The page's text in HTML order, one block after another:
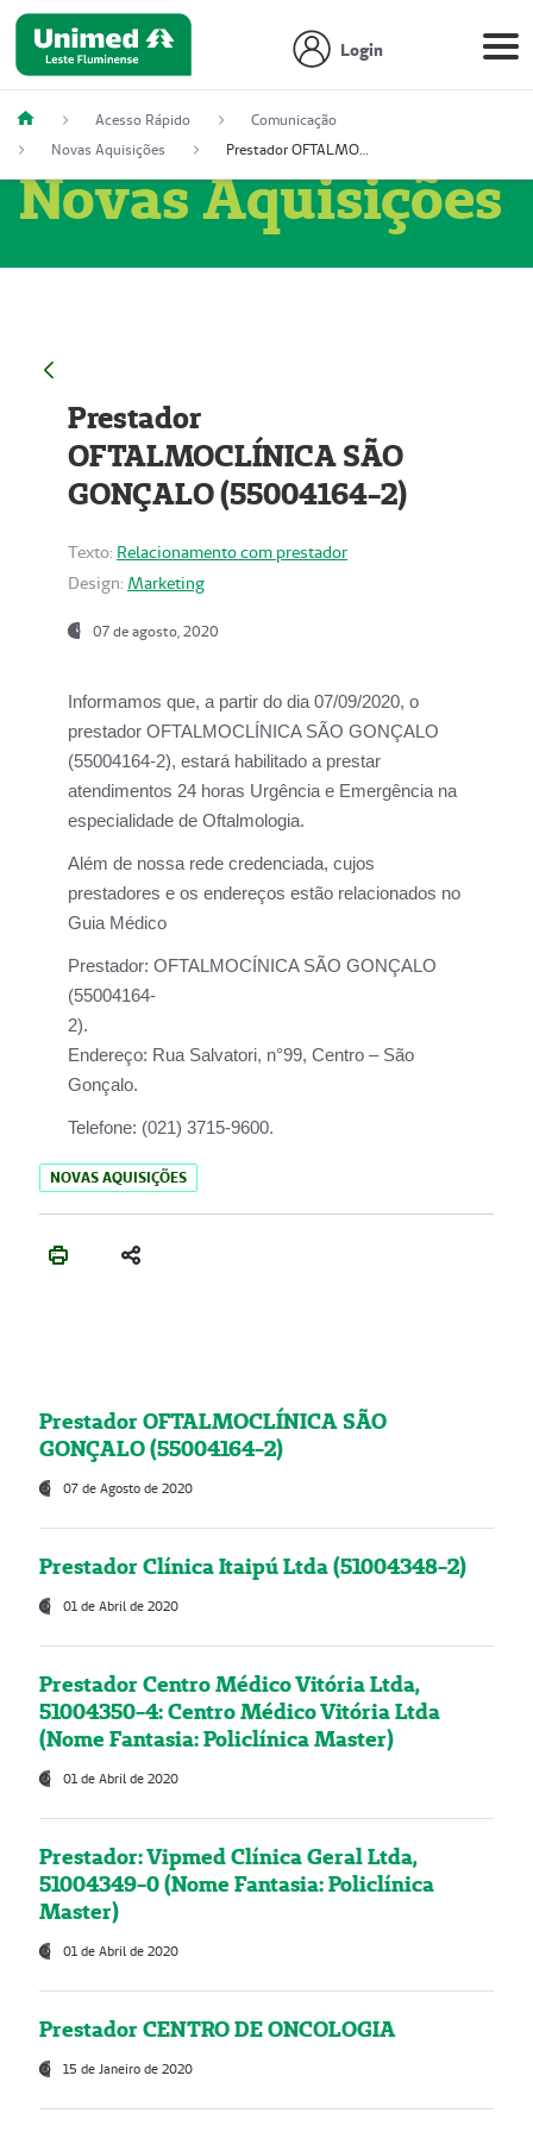
Login
Acesso Rápido
Comunicação
Novas Aquisições
Prestador OFTALMOCLÍNICA SÃO GONÇALO (55004164-2)
Novas Aquisições
Prestador
OFTALMOCLÍNICA SÃO
GONÇALO (55004164-2)
Texto: Relacionamento com prestador
Design: Marketing
07 de agosto, 2020
Informamos que, a partir do dia 07/09/2020, o
prestador OFTALMOCLÍNICA SÃO GONÇALO
(55004164-2), estará habilitado a prestar
atendimentos 24 horas Urgência e Emergência na
especialidade de Oftalmologia.
Além de nossa rede credenciada, cujos
prestadores e os endereços estão relacionados no
Guia Médico
Prestador: OFTALMOCÍNICA SÃO GONÇALO
(55004164-
2).
Endereço: Rua Salvatori, n°99, Centro – São
Gonçalo.
Telefone: (021) 3715-9600.
NOVAS AQUISIÇÕES
Prestador OFTALMOCLÍNICA SÃO
GONÇALO (55004164-2)
07 de Agosto de 2020
Prestador Clínica Itaipú Ltda (51004348-2)
01 de Abril de 2020
Prestador Centro Médico Vitória Ltda,
51004350-4: Centro Médico Vitória Ltda
(Nome Fantasia: Policlínica Master)
01 de Abril de 2020
Prestador: Vipmed Clínica Geral Ltda,
51004349-0 (Nome Fantasia: Policlínica
Master)
01 de Abril de 2020
Prestador CENTRO DE ONCOLOGIA
15 de Janeiro de 2020